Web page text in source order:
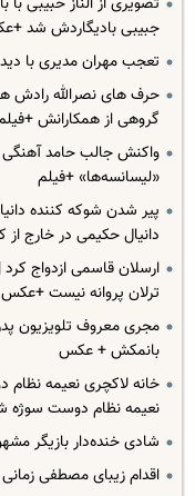
جبیبی بادیگاردش شد
تعجب مهران مدیری با
حرف های نصرالله رادش
گروهی از همکارانش
واکنش جالب حامد آهنگی
«لیسانسه‌ها» +فیلم
پیر شدن شوکه کننده
دانیال حکیمی در خارج
ارسلان قاسمی ازدواج
ترلان پروانه نیست +عکس
مجری معروف تلویزیون
بانمکش + عکس
خانه لاکچری نعیمه
نعیمه نظام دوست
شادی خنده‌دار بازیگر
اقدام زیبای مصطفی